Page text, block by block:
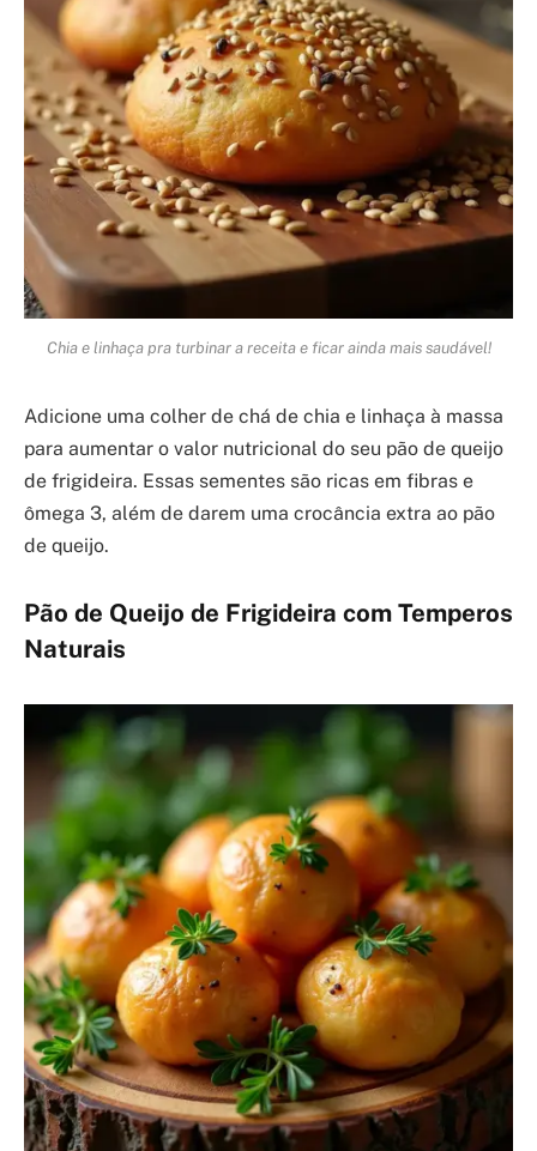
Chia e linhaça pra turbinar a receita e ficar ainda mais saudável!
Adicione uma colher de chá de chia e linhaça à massa
para aumentar o valor nutricional do seu pão de queijo
de frigideira. Essas sementes são ricas em fibras e
ômega 3, além de darem uma crocância extra ao pão
de queijo.
Pão de Queijo de Frigideira com Temperos
Naturais